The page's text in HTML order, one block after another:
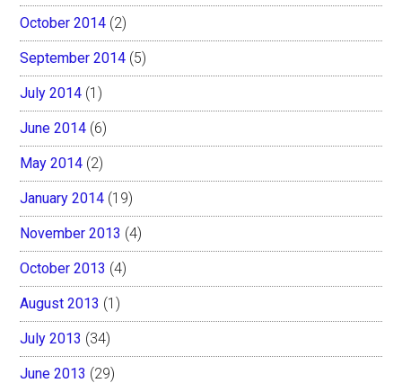
October 2014 (2)
September 2014 (5)
July 2014 (1)
June 2014 (6)
May 2014 (2)
January 2014 (19)
November 2013 (4)
October 2013 (4)
August 2013 (1)
July 2013 (34)
June 2013 (29)